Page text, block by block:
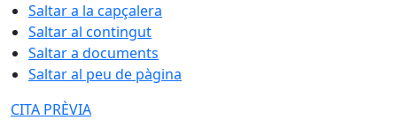
Saltar a la capçalera
Saltar al contingut
Saltar a documents
Saltar al peu de pàgina
CITA PRÈVIA